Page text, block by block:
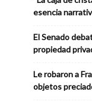
esencia
El Senado
propiedad
Le robaron a
objetos